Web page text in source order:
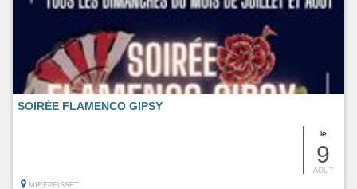
le
9
AOUT
SOIRÉE FLAMENCO GIPSY
MIREPEISSET